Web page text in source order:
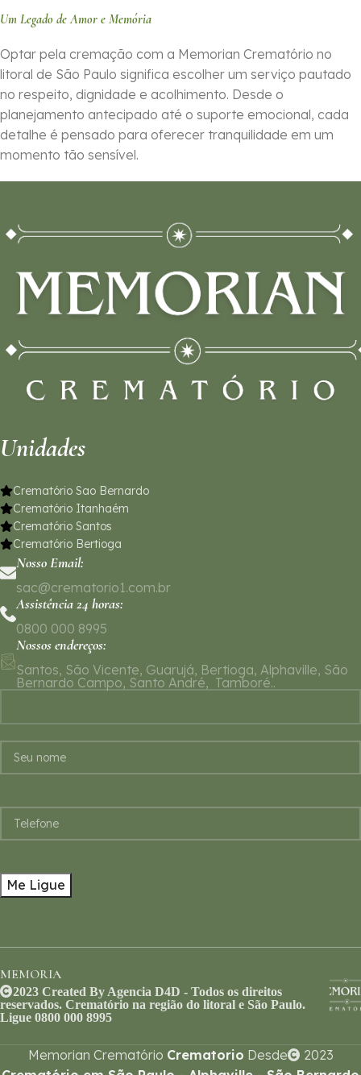
Um Legado de Amor e Memória
Optar pela cremação com a Memorian Crematório no
litoral de São Paulo significa escolher um serviço pautado
no respeito, dignidade e acolhimento. Desde o
planejamento antecipado até o suporte emocional, cada
detalhe é pensado para oferecer tranquilidade em um
momento tão sensível.
Unidades
Crematório Sao Bernardo
Crematório Itanhaém
Crematório Santos
Crematório Bertioga
Nosso Email:
sac@crematorio1.com.br
Assistência 24 horas:
0800 000 8995
Nossos endereços:
Santos, São Vicente, Guarujá, Bertioga, Alphaville, São
Bernardo Campo, Santo André, Tamboré..
MEMORIA
2023 Created By Agencia D4D - Todos os direitos
reservados. Crematório na região do litoral e São Paulo.
Ligue 0800 000 8995
Memorian Crematório Crematorio Desde
2023